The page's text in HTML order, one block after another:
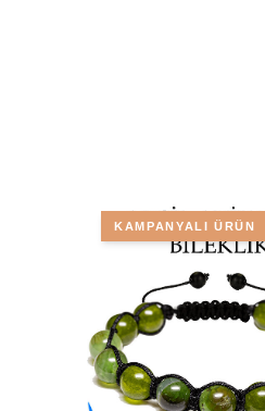
KAMPANYALI ÜRÜN